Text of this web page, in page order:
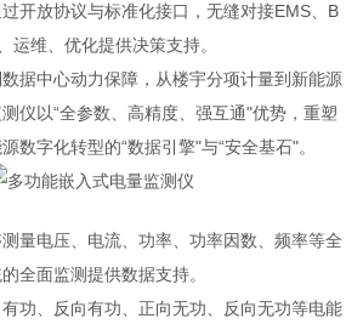
开放协议与标准化接口，无缝对接EMS、B
运维、优化提供决策支持。
据中心动力保障，从楼宇分项计量到新能源
仪以“全参数、高精度、强互通"优势，重塑
数字化转型的“数据引擎"与“安全基石"。
量电压、电流、功率、功率因数、频率等全
全面监测提供数据支持。
功、反向有功、正向无功、反向无功等电能